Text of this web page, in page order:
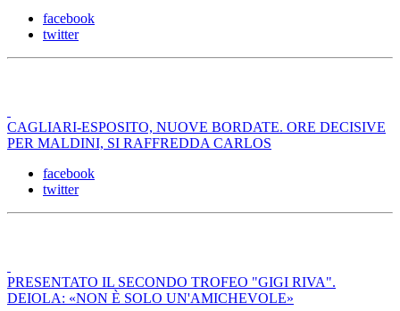
facebook
twitter
CAGLIARI-ESPOSITO, NUOVE BORDATE. ORE DECISIVE
PER MALDINI, SI RAFFREDDA CARLOS
facebook
twitter
PRESENTATO IL SECONDO TROFEO "GIGI RIVA".
DEIOLA: «NON È SOLO UN'AMICHEVOLE»